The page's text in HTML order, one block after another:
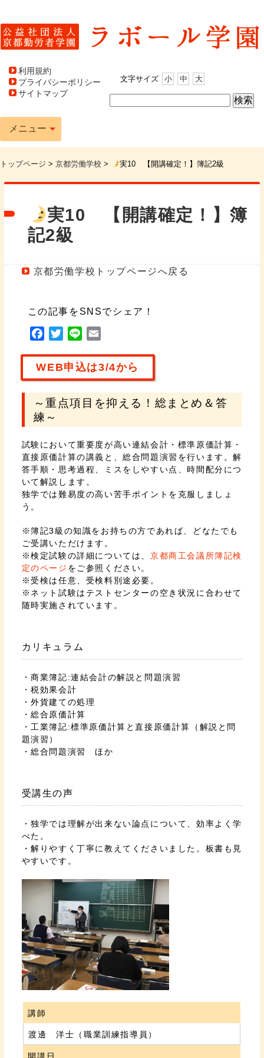
利用規約
プライバシーポリシー
サイトマップ
文字サイズ 小 中 大
メニュー
トップページ > 京都労働学校 > 実10 【開講確定！】簿記2級
実10 【開講確定！】簿
記2級
京都労働学校トップページへ戻る
この記事をSNSでシェア！
F
c
o
o
T
i
e
n
e
a
WEB申込は3/4から
～重点項目を抑える！総まとめ＆答
練～
試験において重要度が高い連結会計・標準原価計算・
直接原価計算の講義と、総合問題演習を行います。解
答手順・思考過程、ミスをしやすい点、時間配分につ
いて解説します。
独学では難易度の高い苦手ポイントを克服しましょ
う。
※簿記3級の知識をお持ちの方であれば、どなたでも
ご受講いただけます。
※検定試験の詳細については、京都商工会議所簿記検
定のページ をご参照ください。
※受検は任意、受検料別途必要。
※ネット試験はテストセンターの空き状況に合わせて
随時実施されています。
カリキュラム
・商業簿記:連結会計の解説と問題演習
・税効果会計
・外貨建ての処理
・総合原価計算
・工業簿記:標準原価計算と直接原価計算（解説と問
題演習）
・総合問題演習 ほか
受講生の声
・独学では理解が出来ない論点について、効率よく学
べた。
・解りやすく丁寧に教えてくださいました。板書も見
やすいです。
講師
渡邊 洋士（職業訓練指導員）